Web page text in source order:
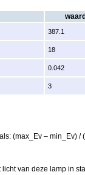
387.1
18
0.042
3
(max_Ev – min_Ev) /
van deze lamp in